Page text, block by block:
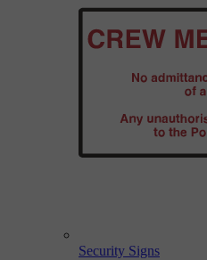
Security Signs